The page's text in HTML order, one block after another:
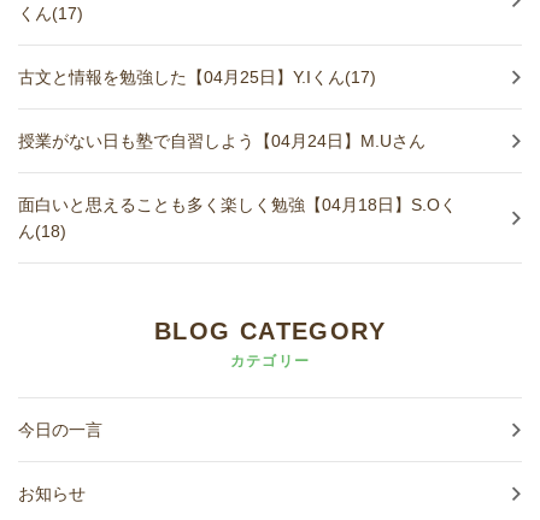
くん(17)
古文と情報を勉強した【04月25日】Y.Iくん(17)
授業がない日も塾で自習しよう【04月24日】M.Uさん
面白いと思えることも多く楽しく勉強【04月18日】S.Oく
ん(18)
BLOG CATEGORY
カテゴリー
今日の一言
お知らせ